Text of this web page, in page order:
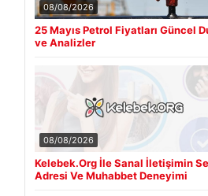
08/08/2026
25 Mayıs Petrol Fiyatları Güncel
ve Analizler
08/08/2026
Kelebek.Org İle Sanal İletişimin
Adresi Ve Muhabbet Deneyimi